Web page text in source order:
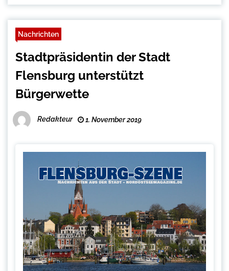
Nachrichten
Stadtpräsidentin der Stadt
Flensburg unterstützt
Bürgerwette
Redakteur 1. November 2019